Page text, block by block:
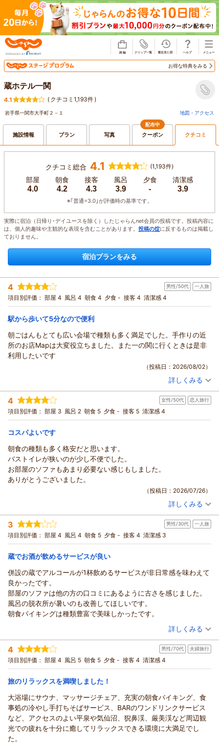
お得な特典をみる
蔵ホテル一関
4.1 ( クチコミ1,193件)
岩手県一関市大手町２－１ 地図・アクセス
施設情報 プラン 写真
配布中
クーポン クチコミ
クチコミ総合 4.1 (1,193件)
部屋
4.0
朝食
4.2
接客
4.3
風呂
3.9
夕食
-
清潔感
3.9
※｢普通=3.0｣が評価時の基準です。
実際に宿泊（日帰り･デイユースを除く）したじゃらんnet会員の投稿です。投稿内容に
は、個人的趣味や主観的な表現を含むことがあります。 投稿の掟に反するものは掲載し
ておりません。
宿泊プランをみる
4 男性/50代 一人旅
項目別評価： 部屋 4 風呂 4 朝食 4 夕食 - 接客 4 清潔感 4
駅から歩いて5分なので便利
朝ごはんもとても広い会場で種類も多く満足でした。手作りの近
所のお店Mapは大変役立ちました。また一の関に行くときは是非
利用したいです
（投稿日：2026/08/02）
投稿者： Kazさん(男性/50代)
宿泊プラン： ＜朝食付＞早割♪早得☆30日前までのお申込み限定☆
シングル 朝のみ
宿泊価格帯： 10,001～11,000円(大人一人あたり/税込)
詳しくみる
4 女性/50代 恋人旅行
項目別評価： 部屋 3 風呂 2 朝食 5 夕食 - 接客 5 清潔感 4
コスパよいです
朝食の種類も多く格安だと思います。
バストイレが狭いのが少し不便でした。
お部屋のソファもあまり必要ない感じもしました。
ありがとうございました。
（投稿日：2026/07/26）
投稿者： ヤマさん(女性/50代)
宿泊プラン： ＜朝食付＞☆スタンダードプラン☆ 男女別大浴場・サウナ・コ
インランドリー完備！蔵BARも!!
シングル 朝のみ
宿泊価格帯： 10,001～11,000円(大人一人あたり/税込)
詳しくみる
3 男性/30代 一人旅
項目別評価： 部屋 4 風呂 4 朝食 5 夕食 - 接客 4 清潔感 3
蔵でお酒が飲めるサービスが良い
併設の蔵でアルコールが1杯飲めるサービスが非日常感を味わえて
良かったです。
部屋のソファは他の方の口コミにあるように古さを感じました。
風呂の脱衣所が暑いのも改善してほしいです。
朝食バイキングは種類豊富で美味しかったです。
（投稿日：2026/07/26）
宿泊時期： 2026年07月宿泊 (一人旅)
投稿者： とらべんだーさん
宿泊プラン： ＜朝食付＞☆スタンダードプラン☆ 男女別大浴場・サウナ・コ
インランドリー完備！蔵BARも!!
シングル 朝のみ
宿泊価格帯： 11,001～12,000円(大人一人あたり/税込)
詳しくみる
4 男性/70代 夫婦旅行
項目別評価： 部屋 4 風呂 5 朝食 5 夕食 - 接客 4 清潔感 4
旅のリラックスを満喫しました！
大浴場にサウナ、マッサージチェア、充実の朝食バイキング、食
事処の冷やし手打ちそばサービス、BARのワンドリンクサービス
など、アクセスのよい平泉や気仙沼、猊鼻渓、厳美渓など周辺観
光での疲れを十分に癒してリラックスできる環境に大満足でし
た。